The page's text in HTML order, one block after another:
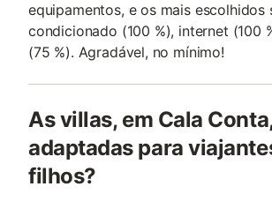
equipamentos, e os mais escolhidos
condicionado (100 %), internet (100
(75 %). Agradável, no mínimo!
As villas, em Cala
adaptadas para
filhos?